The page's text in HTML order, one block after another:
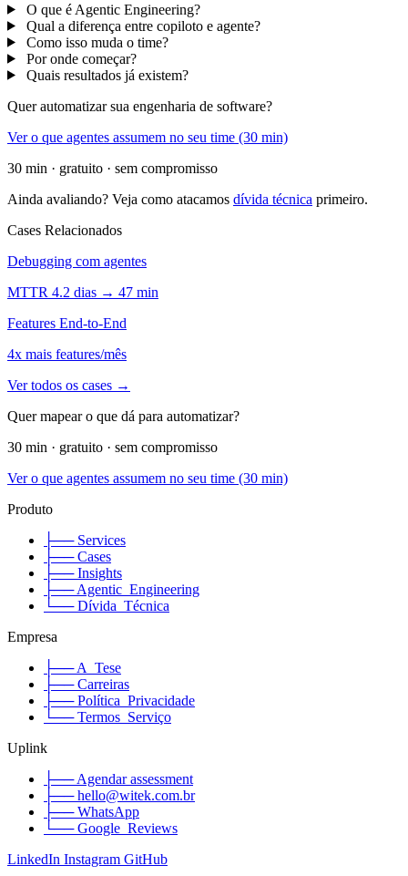
O que é Agentic Engineering?
Qual a diferença entre copiloto e agente?
Como isso muda o time?
Por onde começar?
Quais resultados já existem?
Quer automatizar sua engenharia de software?
Ver o que agentes assumem no seu time (30 min)
30 min · gratuito · sem compromisso
Ainda avaliando? Veja como atacamos dívida técnica primeiro.
Cases Relacionados
Debugging com agentes
MTTR 4.2 dias → 47 min
Features End-to-End
4x mais features/mês
Ver todos os cases →
Quer mapear o que dá para automatizar?
30 min · gratuito · sem compromisso
Ver o que agentes assumem no seu time (30 min)
Produto
├── Services
├── Cases
├── Insights
├── Agentic_Engineering
└── Dívida_Técnica
Empresa
├── A_Tese
├── Carreiras
├── Política_Privacidade
└── Termos_Serviço
Uplink
├── Agendar assessment
├── hello@witek.com.br
├── WhatsApp
└── Google_Reviews
LinkedIn Instagram GitHub